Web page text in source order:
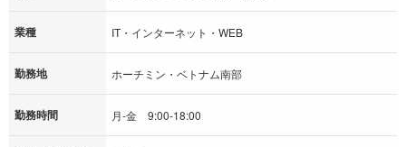
業種 IT・インターネット・WEB
勤務地 ホーチミン・ベトナム南部
勤務時間 月‐金 9:00‐18:00